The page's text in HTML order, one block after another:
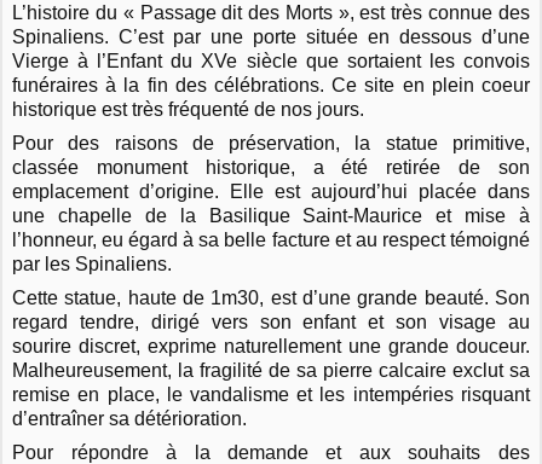
L’histoire du « Passage dit des Morts », est très connue des
Spinaliens. C’est par une porte située en dessous d’une
Vierge à l’Enfant du XVe siècle que sortaient les convois
funéraires à la fin des célébrations. Ce site en plein coeur
historique est très fréquenté de nos jours.
Pour des raisons de préservation, la statue primitive,
classée monument historique, a été retirée de son
emplacement d’origine. Elle est aujourd’hui placée dans
une chapelle de la Basilique Saint-Maurice et mise à
l’honneur, eu égard à sa belle facture et au respect témoigné
par les Spinaliens.
Cette statue, haute de 1m30, est d’une grande beauté. Son
regard tendre, dirigé vers son enfant et son visage au
sourire discret, exprime naturellement une grande douceur.
Malheureusement, la fragilité de sa pierre calcaire exclut sa
remise en place, le vandalisme et les intempéries risquant
d’entraîner sa détérioration.
Pour répondre à la demande et aux souhaits des